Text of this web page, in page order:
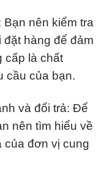
nên kiểm tra
hàng để đảm
cấp là chất
cầu của bạn.
và đổi trả: Để
nên tìm hiểu về
của đơn vị cung